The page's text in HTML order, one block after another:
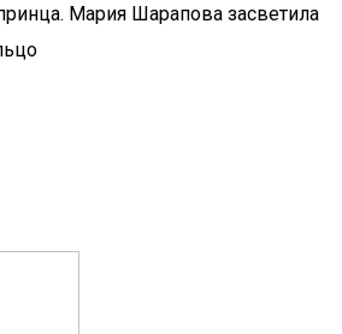
Мария Шарапова засветила